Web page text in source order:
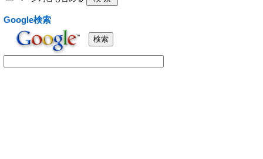
Google検索